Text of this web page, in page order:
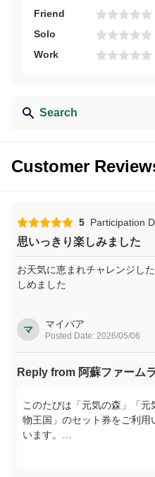
Friend
Solo
Work
Search
Customer
5 Participation
思いっきり楽しみました
お天気に恵まれチャレンジし
しめました
マ マイバア
Posted Date: 2026/05/06
Reply from 阿蘇ファーム
このたびは「元気の森」「
物王国」のセット券をご利
います。
お天気にも恵まれ、さまざ